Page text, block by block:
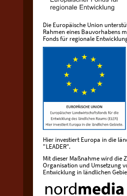
Die Europäische Union
Rahmen eines Bauvorhabens
Fonds für regionale
Hier investiert Europa in die
"LEADER".
Mit dieser Maßnahme wird die
Organisation und Umsetzung
Entwicklung in ländlichen